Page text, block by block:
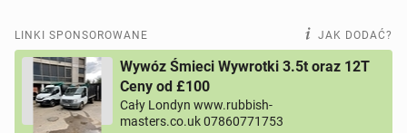
LINKI SPONSOROWANE JAK DODAĆ?
Wywóz Śmieci Wywrotki 3.5t oraz 12T
Ceny od £100
Cały Londyn www.rubbish-
masters.co.uk 07860771753